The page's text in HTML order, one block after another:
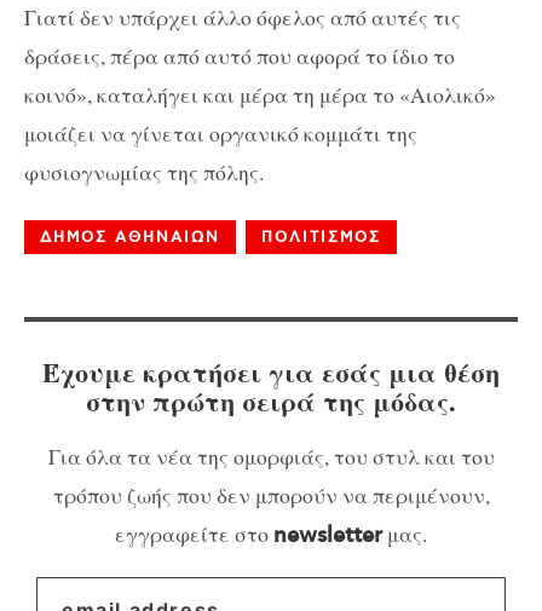
Γιατί δεν υπάρχει άλλο όφελος από αυτές τις
δράσεις, πέρα από αυτό που αφορά το ίδιο το
κοινό», καταλήγει και μέρα τη μέρα το «Αιολικό»
μοιάζει να γίνεται οργανικό κομμάτι της
φυσιογνωμίας της πόλης.
ΔΗΜΟΣ ΑΘΗΝΑΙΩΝ ΠΟΛΙΤΙΣΜΟΣ
Έχουμε κρατήσει για εσάς μια θέση
στην πρώτη σειρά της μόδας.
Για όλα τα νέα της ομορφιάς, του στυλ και του
τρόπου ζωής που δεν μπορούν να περιμένουν,
εγγραφείτε στο newsletterμας.